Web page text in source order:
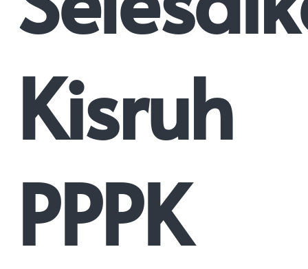
Kisruh
PPPK